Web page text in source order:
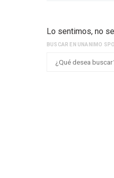
Lo sentimos, no
BUSCAR EN UNANIMO